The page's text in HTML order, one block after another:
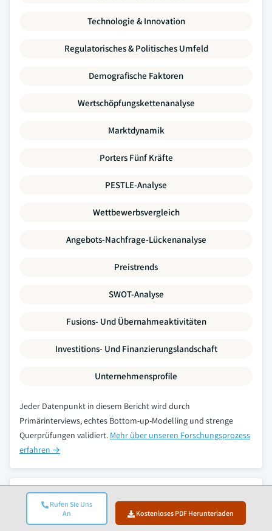
Rufen Sie Uns
An
Kostenloses PDF Herunterladen
Technologie & Innovation
Regulatorisches & Politisches Umfeld
Demografische Faktoren
Wertschöpfungskettenanalyse
Marktdynamik
Porters Fünf Kräfte
PESTLE-Analyse
Wettbewerbsvergleich
Angebots-Nachfrage-Lückenanalyse
Preistrends
SWOT-Analyse
Fusions- Und Übernahmeaktivitäten
Investitions- Und Finanzierungslandschaft
Unternehmensprofile
Jeder Datenpunkt in diesem Bericht wird durch
Primärinterviews, echtes Bottom-up-Modelling und strenge
Querprüfungen validiert. Mehr über unseren Forschungsprozess
erfahren →
Verwandte Berichte